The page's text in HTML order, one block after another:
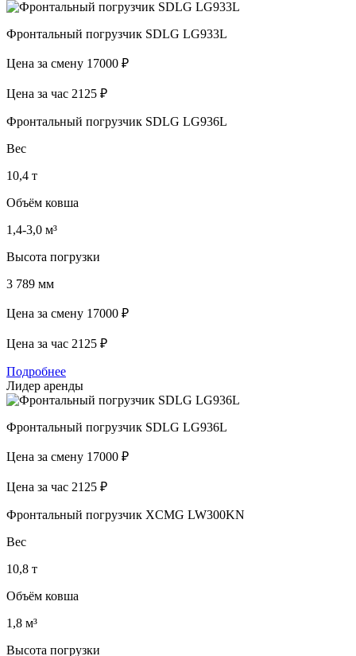
Фронтальный погрузчик SDLG LG933L
Цена за смену 17000 ₽
Цена за час 2125 ₽
Фронтальный погрузчик SDLG LG936L
Вес
10,4 т
Объём ковша
1,4-3,0 м³
Высота погрузки
3 789 мм
Цена за смену 17000 ₽
Цена за час 2125 ₽
Подробнее
Лидер аренды
Фронтальный погрузчик SDLG LG936L
Цена за смену 17000 ₽
Цена за час 2125 ₽
Фронтальный погрузчик XCMG LW300KN
Вес
10,8 т
Объём ковша
1,8 м³
Высота погрузки